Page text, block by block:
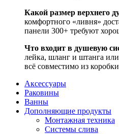
Какой размер верхнего
комфортного «ливня»
панели 300+ требуют
Что входит в душевую
лейка, шланг и штанга или
всё совместимо из
Аксессуары
Раковины
Ванны
Дополняющие продукты
Монтажная техника
Системы слива